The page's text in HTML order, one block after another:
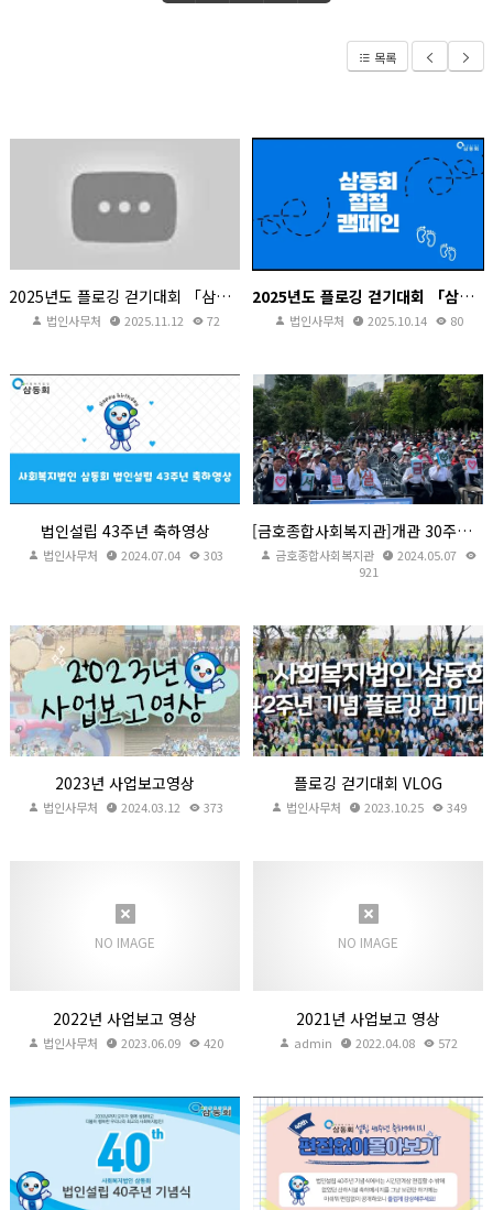
목록
법인사무처 2025.11.12
2025년도 플로깅 걷기대회 「삼동회 절절 캠페인」스케치 영상
법인사무처 2025.11.12 72
2025년도 플로깅 걷기대회 「삼동회 절절 캠페인」
법인사무처 2025.10.14 80
2025년도 플로깅 걷기대회 「삼동회 절절 캠페인」
법인사무처 2025.10.14 80
법인설립 43주년 축하영상
법인사무처 2024.07.04
법인설립 43주년 축하영상
법인사무처 2024.07.04 303
[금호종합사회복지관]개관 30주년 「서른살 금호, 우리마을 다 같이 다 함께」
금호종합사회복지관
2024.05.07
921
[금호종합사회복지관]개관 30주년 「서른살 금호, 우리마을 다 같이 다 함께」
금호종합사회복지관
2024.05.07
921
2023년 사업보고영상
법인사무처 2024.03.12 373
2023년 사업보고영상
법인사무처 2024.03.12 373
플로깅 걷기대회 VLOG
법인사무처 2023.10.25 349
플로깅 걷기대회 VLOG
법인사무처 2023.10.25 349
NO IMAGE
2022년 사업보고 영상
법인사무처 2023.06.09 420
NO IMAGE
2021년 사업보고 영상
admin 2022.04.08 572
법인설립 40주년 기념식 생방송 영상 공유
2021.06.30 817
법인설립 40주년 축하메시지 편집없이 몰아보기!!
법인사무처
2021.06.29
1368